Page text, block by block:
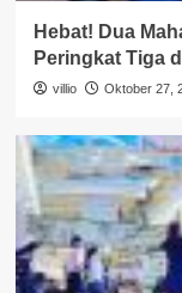
Hebat! Dua
Peringkat Tiga
villio Oktober 27,